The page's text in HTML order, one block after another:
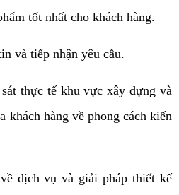
tốt nhất cho khách hàng.
và tiếp nhận yêu cầu.
thực tế khu vực xây dựng và
khách hàng về phong cách kiến
dịch vụ và giải pháp thiết kế